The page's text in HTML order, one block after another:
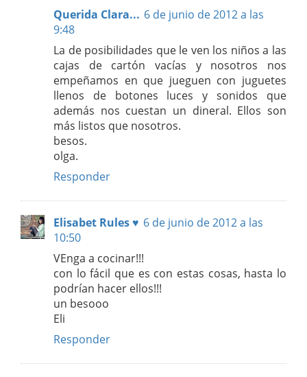
Querida Clara... 6 de junio de 2012 a las
9:48
La de posibilidades que le ven los niños a las
cajas de cartón vacías y nosotros nos
empeñamos en que jueguen con juguetes
llenos de botones luces y sonidos que
además nos cuestan un dineral. Ellos son
más listos que nosotros.
besos.
olga.
Responder
Elisabet Rules ♥ 6 de junio de 2012 a las
10:50
VEnga a cocinar!!!
con lo fácil que es con estas cosas, hasta lo
podrían hacer ellos!!!
un besooo
Eli
Responder